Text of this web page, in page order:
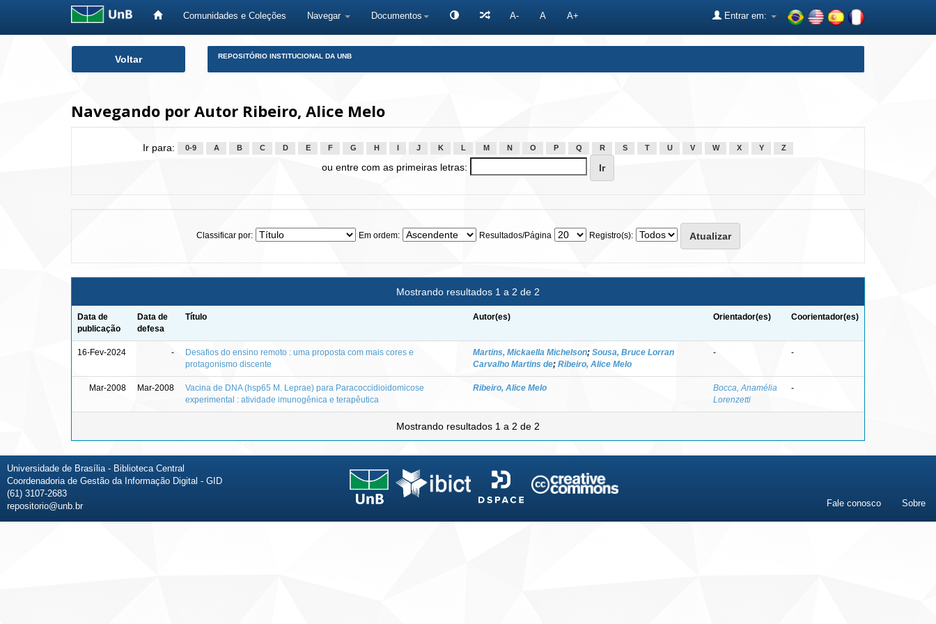
Comunidades e Coleções Navegar Documentos A- A A+ Entrar em:
Voltar REPOSITÓRIO INSTITUCIONAL DA UNB
Navegando por Autor Ribeiro, Alice Melo
Ir para: 0-9 A B C D E F G H J K L M N O P Q R S T U V W X Y Z
ou entre com as primeiras letras:
Classificar por: Em ordem: Resultados/Página Registro(s):
Mostrando resultados 1 a 2 de 2
Data de
publicação
Data de
defesa
Título Autor(es) Orientador(es) Coorientador(es)
16-Fev-2024 -
Desafios do ensino remoto : uma proposta com mais cores e
protagonismo discente
Martins, Mickaella Michelson; Sousa, Bruce Lorran
Carvalho Martins de; Ribeiro, Alice Melo
- -
Mar-2008 Mar-2008
Vacina de DNA (hsp65 M. Leprae) para Paracoccidioidomicose
experimental : atividade imunogênica e terapêutica
Ribeiro, Alice Melo
Bocca, Anamélia
Lorenzetti
-
Mostrando resultados 1 a 2 de 2
Universidade de Brasília - Biblioteca Central
Coordenadoria de Gestão da Informação Digital - GID
(61) 3107-2683
repositorio@unb.br
Fale conosco Sobre